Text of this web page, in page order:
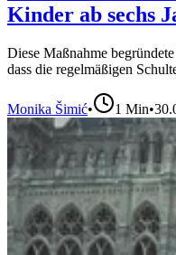
Kinder ab sechs
Diese Maßnahme
dass die regelmäßigen
Monika Šimić• 1 Min•